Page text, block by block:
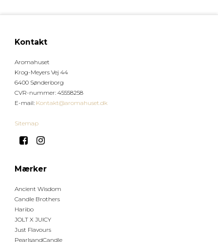
Kontakt
Aromahuset
Krog-Meyers Vej 44
6400 Sønderborg
CVR-nummer: 45558258
E-mail: Kontakt@aromahuset.dk
Sitemap
Mærker
Ancient Wisdom
Candle Brothers
Haribo
JOLT X JUICY
Just Flavours
PearlsandCandle